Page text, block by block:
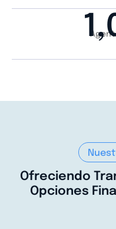
Ofreciendo
Opciones